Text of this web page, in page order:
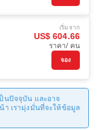
เริ่มจาก
US$ 604.66
ราคา/ คน
จอง
นปัจจุบัน และอาจ
า เรามุ่งมั่นที่จะให้ข้อมูล